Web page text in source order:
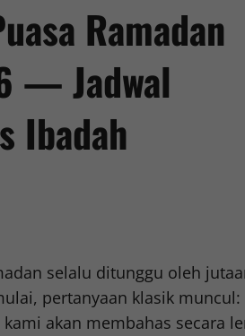
Ramadan
— Jadwal
Ibadah
selalu ditunggu oleh
pertanyaan klasik muncul:
akan membahas secara